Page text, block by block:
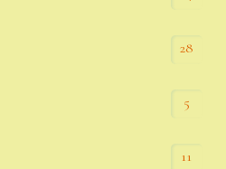
28
5
11